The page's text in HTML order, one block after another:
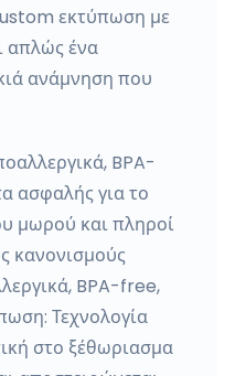
εκτύπωση με
απλώς ένα
ανάμνηση που
BPA-
ασφαλής για το
μωρού και πληροί
κανονισμούς
BPA-free,
Τεχνολογία
στο ξέθωριασμα